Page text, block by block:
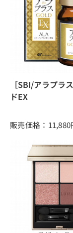
［SBI/アラプラ
ドEX
販売価格：11,880